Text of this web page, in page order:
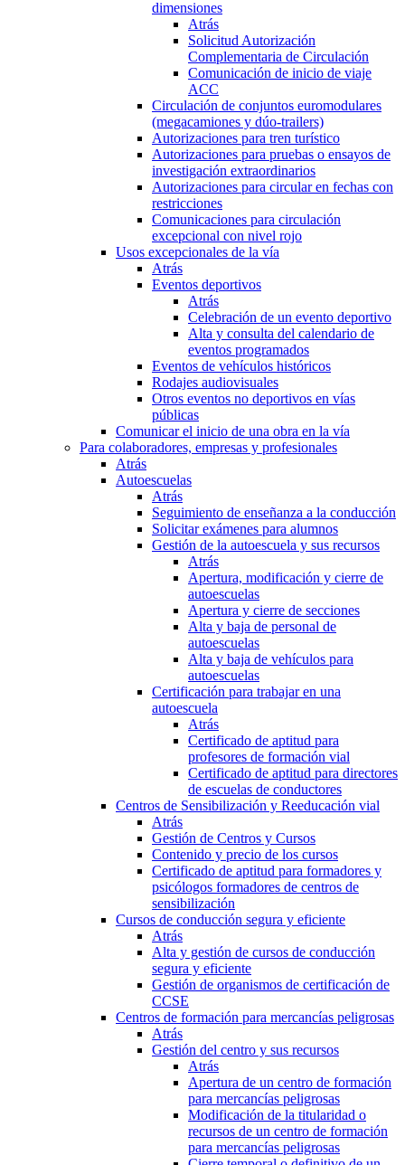
dimensiones
Atrás
Solicitud Autorización
Complementaria de Circulación
Comunicación de inicio de viaje
ACC
Circulación de conjuntos euromodulares
(megacamiones y dúo-trailers)
Autorizaciones para tren turístico
Autorizaciones para pruebas o ensayos de
investigación extraordinarios
Autorizaciones para circular en fechas con
restricciones
Comunicaciones para circulación
excepcional con nivel rojo
Usos excepcionales de la vía
Atrás
Eventos deportivos
Atrás
Celebración de un evento deportivo
Alta y consulta del calendario de
eventos programados
Eventos de vehículos históricos
Rodajes audiovisuales
Otros eventos no deportivos en vías
públicas
Comunicar el inicio de una obra en la vía
Para colaboradores, empresas y profesionales
Atrás
Autoescuelas
Atrás
Seguimiento de enseñanza a la conducción
Solicitar exámenes para alumnos
Gestión de la autoescuela y sus recursos
Atrás
Apertura, modificación y cierre de
autoescuelas
Apertura y cierre de secciones
Alta y baja de personal de
autoescuelas
Alta y baja de vehículos para
autoescuelas
Certificación para trabajar en una
autoescuela
Atrás
Certificado de aptitud para
profesores de formación vial
Certificado de aptitud para directores
de escuelas de conductores
Centros de Sensibilización y Reeducación vial
Atrás
Gestión de Centros y Cursos
Contenido y precio de los cursos
Certificado de aptitud para formadores y
psicólogos formadores de centros de
sensibilización
Cursos de conducción segura y eficiente
Atrás
Alta y gestión de cursos de conducción
segura y eficiente
Gestión de organismos de certificación de
CCSE
Centros de formación para mercancías peligrosas
Atrás
Gestión del centro y sus recursos
Atrás
Apertura de un centro de formación
para mercancías peligrosas
Modificación de la titularidad o
recursos de un centro de formación
para mercancías peligrosas